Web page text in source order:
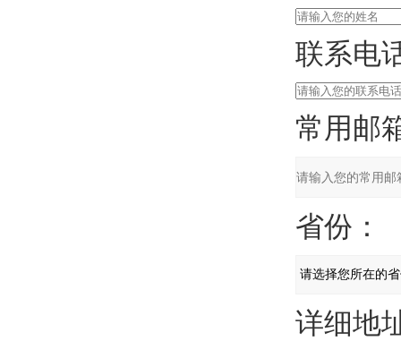
联系电话
常用邮箱
省份：
详细地址